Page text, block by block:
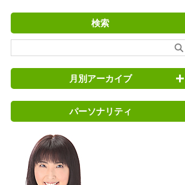
検索
月別アーカイブ
パーソナリティ